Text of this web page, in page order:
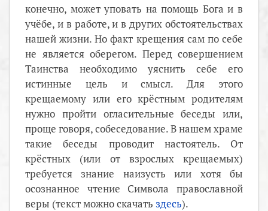
конечно, может уповать на помощь Бога и в
учёбе, и в работе, и в других обстоятельствах
нашей жизни. Но факт крещения сам по себе
не является оберегом. Перед совершением
Таинства необходимо уяснить себе его
истинные цель и смысл. Для этого
крещаемому или его крёстным родителям
нужно пройти огласительные беседы или,
проще говоря, собеседование. В нашем храме
такие беседы проводит настоятель. От
крёстных (или от взрослых крещаемых)
требуется знание наизусть или хотя бы
осознанное чтение Символа православной
веры (текст можно скачать здесь).